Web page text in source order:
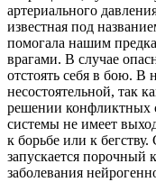
артериального
известная под
помогала нашим
врагами. В случае
отстоять себя в бою. В
несостоятельной, так
решении конфликтных
системы не имеет
к борьбе или к
запускается порочный
заболевания